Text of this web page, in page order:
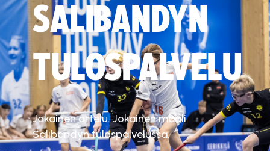
SALIBANDYN
TULOSPALVELU
Jokainen ottelu. Jokainen maali.
Salibandyn tulospalvelussa.